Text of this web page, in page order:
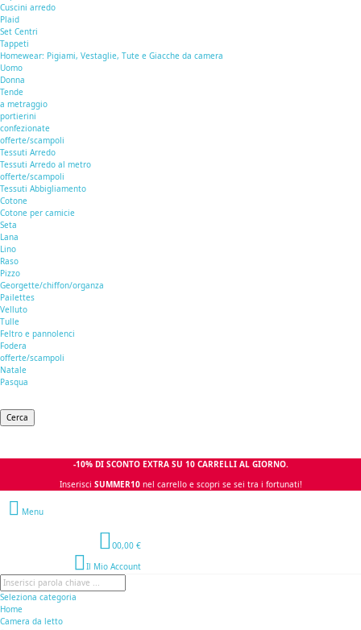
Cuscini arredo
Plaid
Set Centri
Tappeti
Homewear: Pigiami, Vestaglie, Tute e Giacche da camera
Uomo
Donna
Tende
a metraggio
portierini
confezionate
offerte/scampoli
Tessuti Arredo
Tessuti Arredo al metro
offerte/scampoli
Tessuti Abbigliamento
Cotone
Cotone per camicie
Seta
Lana
Lino
Raso
Pizzo
Georgette/chiffon/organza
Pailettes
Velluto
Tulle
Feltro e pannolenci
Fodera
offerte/scampoli
Natale
Pasqua
Cerca
-10% DI SCONTO EXTRA SU 10 CARRELLI AL GIORNO.
Inserisci SUMMER10 nel carrello e scopri se sei tra i fortunati!
Menu
00,00 €
Il Mio Account
Seleziona categoria
Home
Camera da letto